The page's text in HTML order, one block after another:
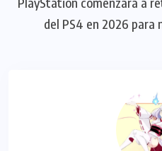
del PS4 en 2026 para